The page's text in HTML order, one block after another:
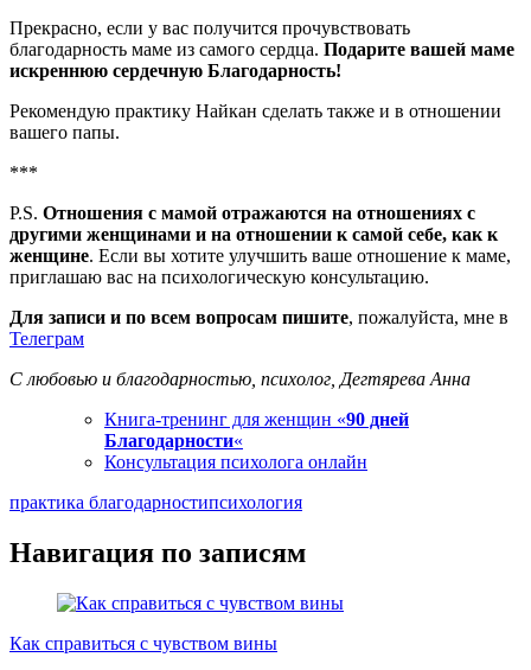
Прекрасно, если у вас получится прочувствовать
благодарность маме из самого сердца. Подарите вашей маме
искреннюю сердечную Благодарность!
Рекомендую практику Найкан сделать также и в отношении
вашего папы.
***
P.S. Отношения с мамой отражаются на отношениях с
другими женщинами и на отношении к самой себе, как к
женщине. Если вы хотите улучшить ваше отношение к маме,
приглашаю вас на психологическую консультацию.
Для записи и по всем вопросам пишите, пожалуйста, мне в
Телеграм
С любовью и благодарностью, психолог, Дегтярева Анна
Книга-тренинг для женщин «90 дней
Благодарности«
Консультация психолога онлайн
практика благодарностипсихология
Навигация по записям
Как справиться с чувством вины